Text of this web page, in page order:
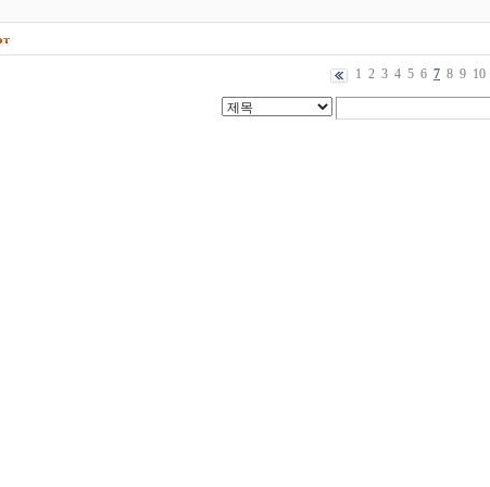
1 2 3 4 5 6 7 8 9 10